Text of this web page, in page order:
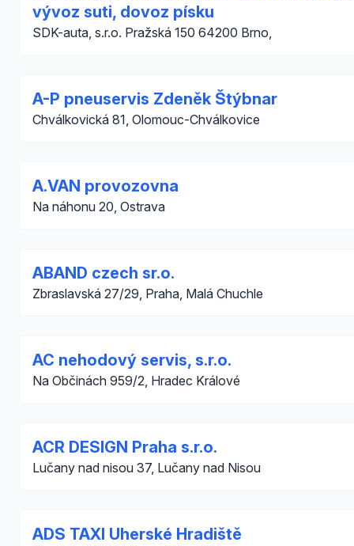
vývoz suti, dovoz písku
SDK-auta, s.r.o. Pražská 150 64200 Brno,
A-P pneuservis Zdeněk Štýbnar
Chválkovická 81, Olomouc-Chválkovice
A.VAN provozovna
Na náhonu 20, Ostrava
ABAND czech sr.o.
Zbraslavská 27/29, Praha, Malá Chuchle
AC nehodový servis, s.r.o.
Na Občinách 959/2, Hradec Králové
ACR DESIGN Praha s.r.o.
Lučany nad nisou 37, Lučany nad Nisou
ADS TAXI Uherské Hradiště